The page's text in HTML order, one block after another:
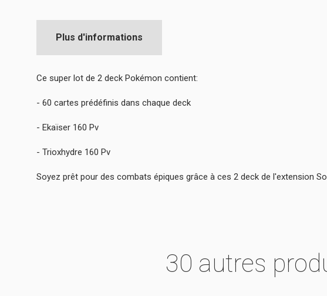
Plus d'informations
Ce super lot de 2 deck Pokémon contient:
- 60 cartes prédéfinis dans chaque deck
- Ekaïser 160 Pv
- Trioxhydre 160 Pv
Soyez prêt pour des combats épiques grâce à ces 2 deck de l'extension
30 autres